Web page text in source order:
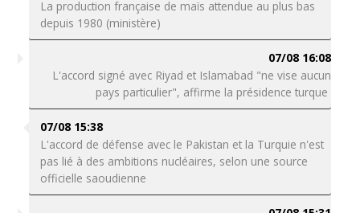
La production française de maïs attendue au plus bas
depuis 1980 (ministère)
07/08 16:08
L'accord signé avec Riyad et Islamabad "ne vise aucun
pays particulier", affirme la présidence turque
07/08 15:38
L'accord de défense avec le Pakistan et la Turquie n'est
pas lié à des ambitions nucléaires, selon une source
officielle saoudienne